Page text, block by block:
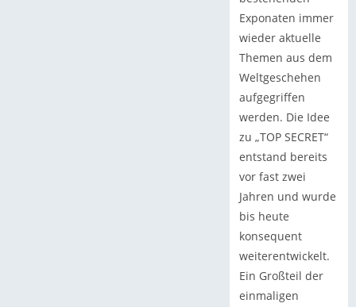
Exponaten immer
wieder aktuelle
Themen aus dem
Weltgeschehen
aufgegriffen
werden. Die Idee
zu „TOP SECRET“
entstand bereits
vor fast zwei
Jahren und wurde
bis heute
konsequent
weiterentwickelt.
Ein Großteil der
einmaligen